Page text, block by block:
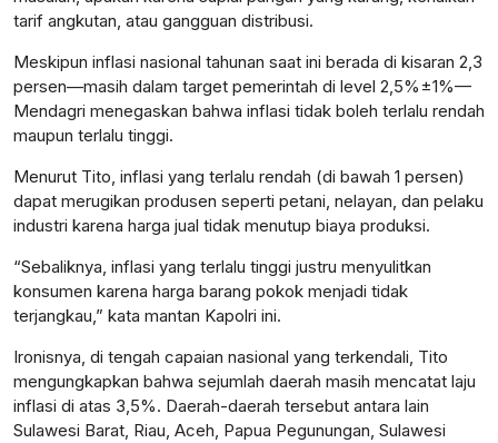
tarif angkutan, atau gangguan distribusi.
Meskipun inflasi nasional tahunan saat ini berada di kisaran 2,3
persen—masih dalam target pemerintah di level 2,5%±1%—
Mendagri menegaskan bahwa inflasi tidak boleh terlalu rendah
maupun terlalu tinggi.
Menurut Tito, inflasi yang terlalu rendah (di bawah 1 persen)
dapat merugikan produsen seperti petani, nelayan, dan pelaku
industri karena harga jual tidak menutup biaya produksi.
“Sebaliknya, inflasi yang terlalu tinggi justru menyulitkan
konsumen karena harga barang pokok menjadi tidak
terjangkau,” kata mantan Kapolri ini.
Ironisnya, di tengah capaian nasional yang terkendali, Tito
mengungkapkan bahwa sejumlah daerah masih mencatat laju
inflasi di atas 3,5%. Daerah-daerah tersebut antara lain
Sulawesi Barat, Riau, Aceh, Papua Pegunungan, Sulawesi